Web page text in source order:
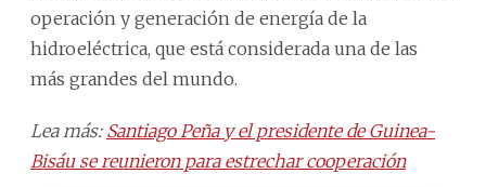
operación y generación de energía de la
hidroeléctrica, que está considerada una de las
más grandes del mundo.
Lea más: Santiago Peña y el presidente de Guinea-
Bisáu se reunieron para estrechar cooperación